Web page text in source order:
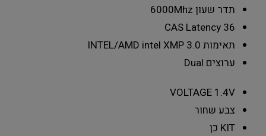
תדר שעון 6000Mhz
CAS Latency 36
תאימות INTEL/AMD intel XMP 3.0
ערוצים Dual
VOLTAGE 1.4V
צבע שחור
KIT כן